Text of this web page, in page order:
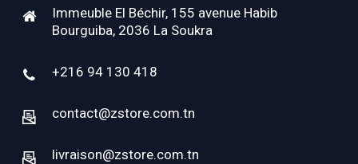
Immeuble El Béchir, 155 avenue Habib
Bourguiba, 2036 La Soukra
+216 94 130 418
contact@zstore.com.tn
livraison@zstore.com.tn